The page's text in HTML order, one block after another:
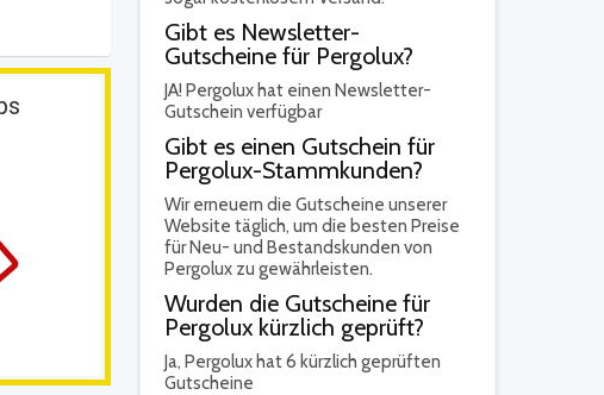
Gibt es Newsletter-
Gutscheine für Pergolux?
JA! Pergolux hat einen Newsletter-
Gutschein verfügbar
Gibt es einen Gutschein für
Pergolux-Stammkunden?
Wir erneuern die Gutscheine unserer
Website täglich, um die besten Preise
für Neu- und Bestandskunden von
Pergolux zu gewährleisten.
Wurden die Gutscheine für
Pergolux kürzlich geprüft?
Ja, Pergolux hat 6 kürzlich geprüften
Gutscheine